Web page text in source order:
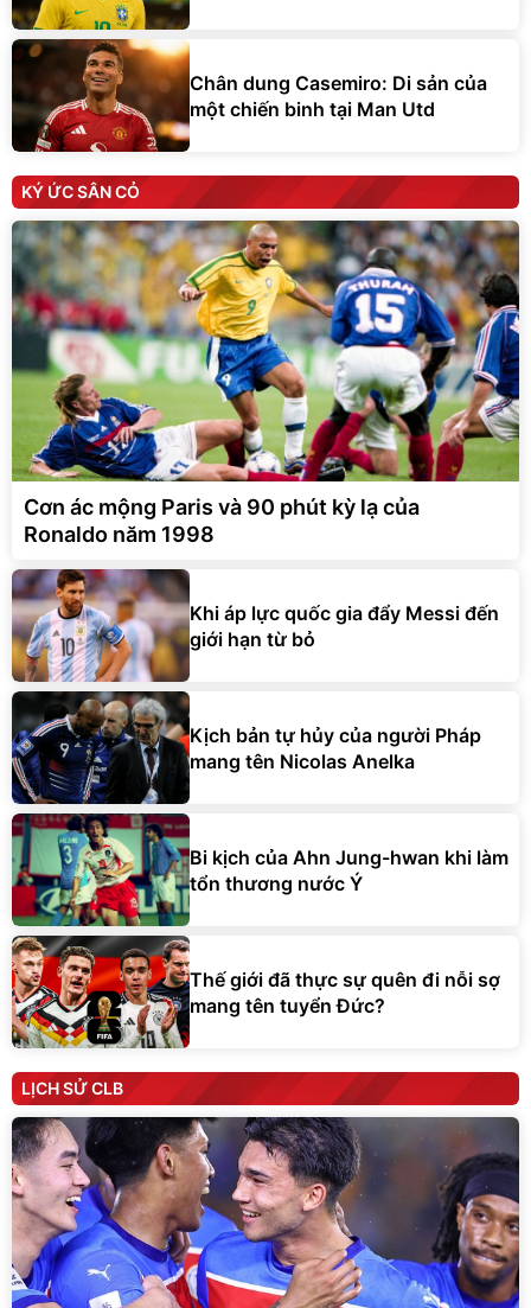
Chân dung Casemiro: Di sản của
một chiến binh tại Man Utd
KÝ ỨC SÂN CỎ
Cơn ác mộng Paris và 90 phút kỳ lạ của
Ronaldo năm 1998
Khi áp lực quốc gia đẩy Messi đến
giới hạn từ bỏ
Kịch bản tự hủy của người Pháp
mang tên Nicolas Anelka
Bi kịch của Ahn Jung-hwan khi làm
tổn thương nước Ý
Thế giới đã thực sự quên đi nỗi sợ
mang tên tuyển Đức?
LỊCH SỬ CLB